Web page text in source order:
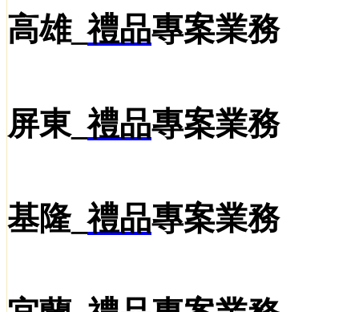
高雄_禮品專案業務
屏東_禮品專案業務
基隆_禮品專案業務